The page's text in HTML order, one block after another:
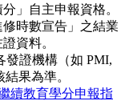
」自主申報資格。
時數宣告」之結業
資料。
證機構（如 PMI,
果為準。
續教育學分申報指